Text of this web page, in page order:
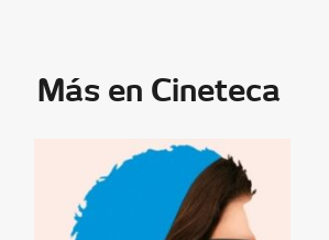
Más en Cineteca